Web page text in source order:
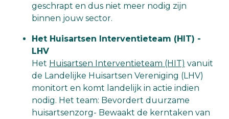
geschrapt en dus niet meer nodig zijn
binnen jouw sector.
Het Huisartsen Interventieteam (HIT) -
LHV
Het Huisartsen Interventieteam (HIT) vanuit
de Landelijke Huisartsen Vereniging (LHV)
monitort en komt landelijk in actie indien
nodig. Het team: Bevordert duurzame
huisartsenzorg- Bewaakt de kerntaken van